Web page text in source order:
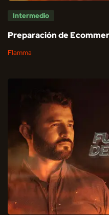
Intermedio
Preparación de
Flamma